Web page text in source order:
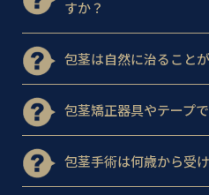
すか？
包茎は自然に治ること
包茎矯正器具やテープ
包茎手術は何歳から受